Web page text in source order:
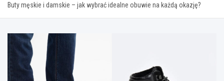
Buty męskie i damskie – jak wybrać idealne obuwie na każdą okazję?